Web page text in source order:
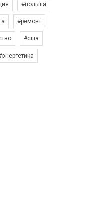
#польша
#ремонт
#сша